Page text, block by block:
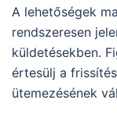
A lehetőségek
rendszeresen
küldetésekben.
értesülj a
ütemezésének